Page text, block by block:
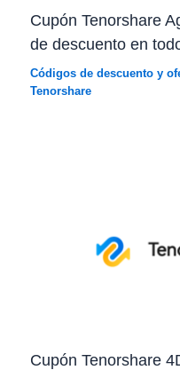
Cupón Tenorshare
de descuento en
Códigos de descuento y
Tenorshare
Cupón Tenorshare